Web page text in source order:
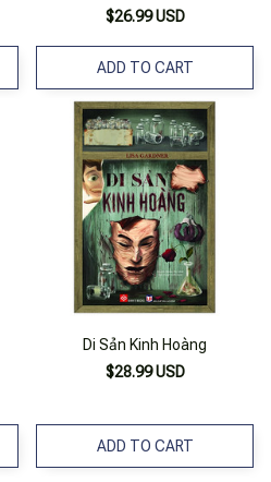
$26.99 USD
ADD TO CART
Di Sản Kinh Hoàng
$28.99 USD
ADD TO CART